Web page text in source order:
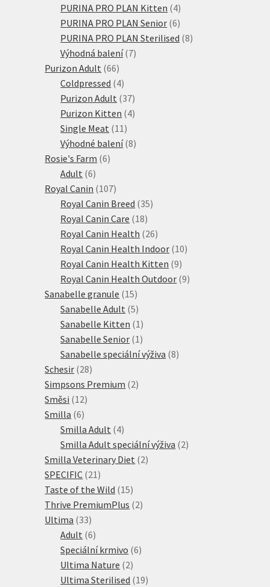
produktů
PURINA PRO PLAN Kitten 44
produkty
PURINA PRO PLAN Senior 66
produktů
PURINA PRO PLAN Sterilised 88
Výhodná balení 77
Purizon Adult 6666
produktů
Coldpressed 44
produkty
Purizon Adult 3737
produktů
Purizon Kitten 44
Single Meat 11 11
produktů
Výhodné balení 88
Rosie's Farm 66
Adult 66
produktů
Royal Canin 107107
produktů
Royal Canin Breed 3535
Royal Canin Care 1818
produktů
Royal Canin Health 2626
produktů
Royal Canin Health Indoor 1010
Royal Canin Health Kitten 99
produktů
Royal Canin Health Outdoor 99
Sanabelle granule 1515
produktů
Sanabelle Adult 55
produktů
Sanabelle Kitten 1 1
produkt
Sanabelle Senior 1 1
produkt
Sanabelle speciální výživa 88
Schesir 2828
produktů
Simpsons Premium 22
Směsi 1212
Smilla 66
produktů
Smilla Adult 44
produkty
Smilla Adult speciální výživa 22
Smilla Veterinary Diet 22
SPECIFIC 21 21
produktů
Taste of the Wild 1515
produktů
Thrive PremiumPlus 22
Ultima 3333
produktů
Adult 66
produktů
Speciální krmivo 66
Ultima Nature 22
produkty
Ultima Sterilised 1919